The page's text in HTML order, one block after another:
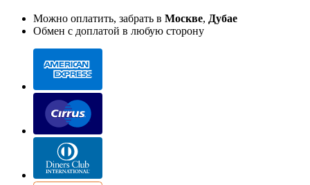
Можно оплатить, забрать в Москве, Дубае
Обмен с доплатой в любую сторону